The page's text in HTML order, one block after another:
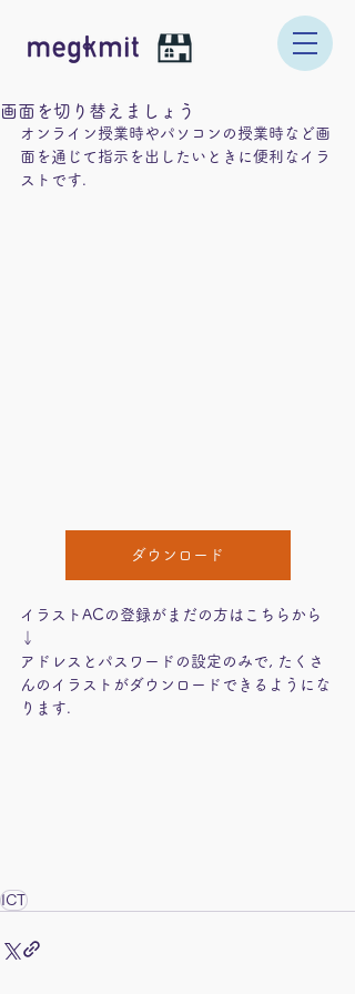
画面を切り替えましょう
オンライン授業時やパソコンの授業時など画
面を通じて指示を出したいときに便利なイラ
ストです.
ダウンロード
イラストACの登録がまだの方はこちらから
↓
アドレスとパスワードの設定のみで, たくさ
んのイラストがダウンロードできるようにな
ります.
ICT